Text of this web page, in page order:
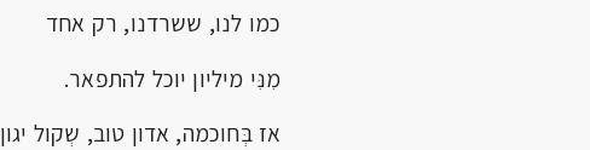
כמו לנו, ששרדנו, רק אחד
מִנִּי מיליון יוכל להתפאר.
אז בְּחוכמה, אדון טוב, שְקול יגון